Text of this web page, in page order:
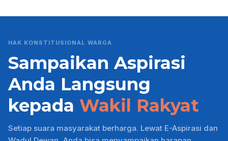
HAK KONSTITUSIONAL WARGA
Sampaikan Aspirasi
Anda Langsung
kepada Wakil Rakyat
Setiap suara masyarakat berharga. Lewat E-Aspirasi dan